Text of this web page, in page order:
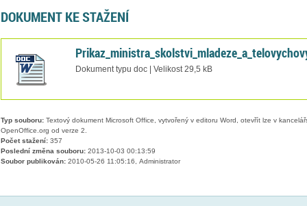
DOKUMENT KE STAŽENÍ
Dokument typu doc | Velikost 29,5 kB
Typ souboru:Textový dokument Microsoft Office, vytvořený v editoru Word, otevřít lze v
OpenOffice.org od verze 2.
Počet stažení:357
Poslední změna souboru:2013-10-03 00:13:59
Soubor publikován:2010-05-26 11:05:16, Administrator